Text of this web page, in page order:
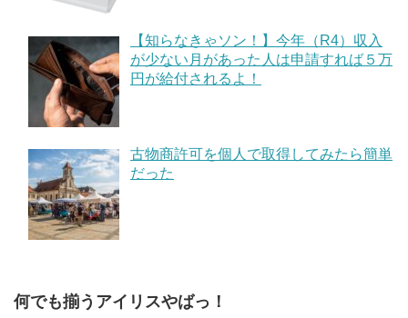
【知らなきゃソン！】今年（R4）収入
が少ない月があった人は申請すれば５万
円が給付されるよ！
古物商許可を個人で取得してみたら簡単
だった
何でも揃うアイリスやばっ！